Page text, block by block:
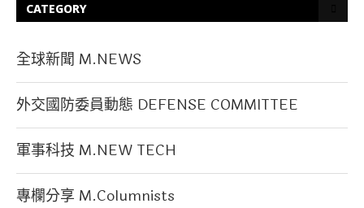
CATEGORY
全球新聞 M.NEWS
外交國防委員動態 DEFENSE COMMITTEE
軍事科技 M.NEW TECH
專欄分享 M.Columnists